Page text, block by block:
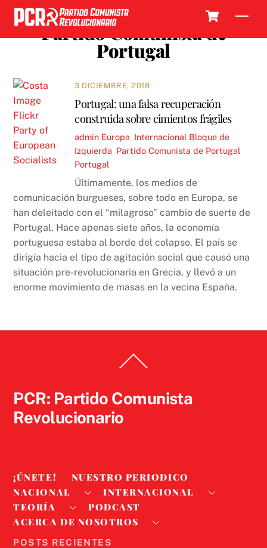
Skip
content
Partido Comunista de
Portugal
3 DICIEMBRE, 2018
Portugal: una falsa recuperación
construida sobre cimientos frágiles
admin Europa Internacional Bloque de
Izquierda Partido Comunista de Portugal
Portugal
Últimamente, los medios de
comunicación burgueses, sobre todo en Europa, se
han deleitado con el “milagroso” cambio de suerte de
Portugal. Hace apenas siete años, la economía
portuguesa estaba al borde del colapso. El país se
dirigía hacia el tipo de agitación social que causó una
situación pre-revolucionaria en Grecia, y llevó a un
enorme movimiento de masas en la vecina España.
To
PCR: Partido Comunista
Revolucionario
¡ÚNETE!
NUESTRO PERIODICO
NACIONAL
INTERNACIONAL
TEORÍA
PODCAST
ACERCA DE NOSOTROS
POSTS RECIENTES